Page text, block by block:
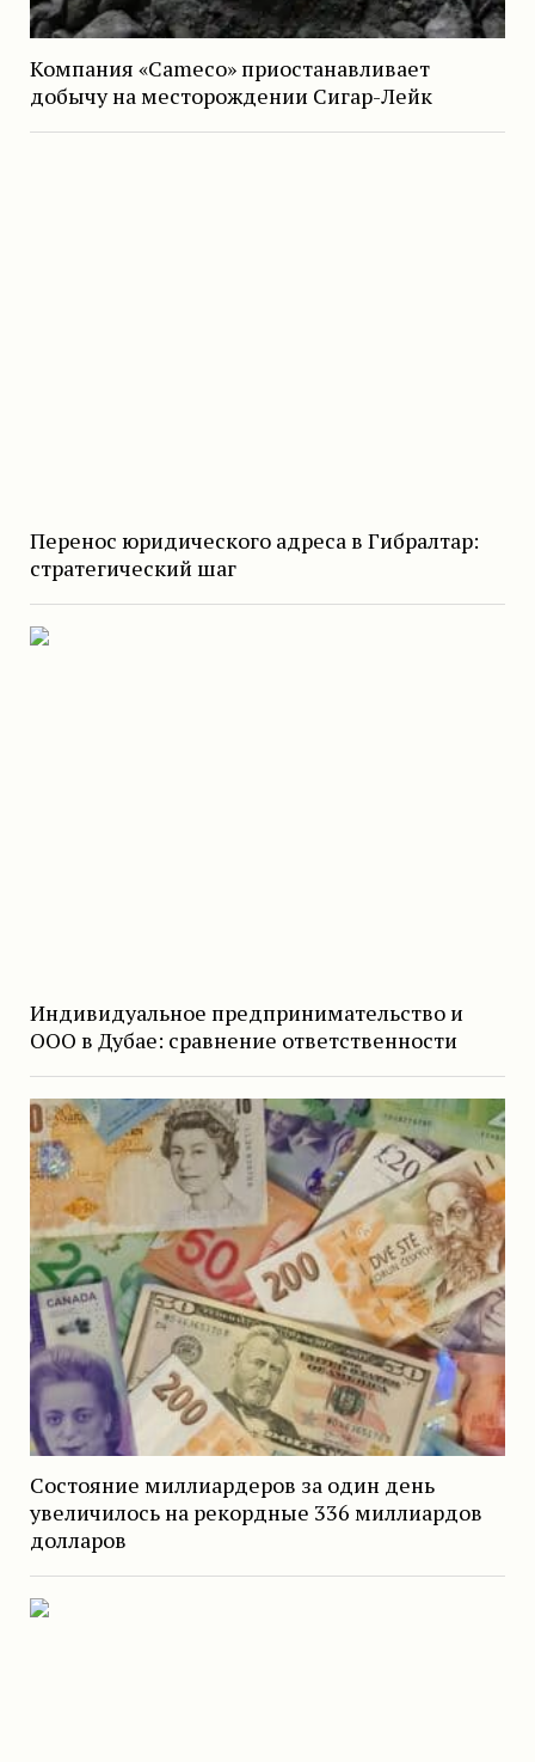
Компания «Cameco» приостанавливает
добычу на месторождении Сигар-Лейк
Перенос юридического адреса в Гибралтар:
стратегический шаг
Индивидуальное предпринимательство и
ООО в Дубае: сравнение ответственности
Состояние миллиардеров за один день
увеличилось на рекордные 336 миллиардов
долларов